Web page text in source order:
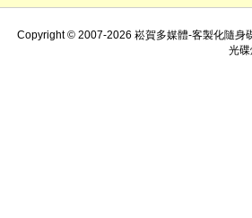
Copyright © 2007-2026 崧賀多媒體-客製化隨身
光